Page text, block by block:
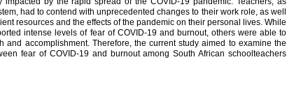
had to contend with unprecedented changes to their work role, as well
resources and the effects of the pandemic on their personal lives. While
intense levels of fear of COVID-19 and burnout, others were able to
and accomplishment. Therefore, the current study aimed to examine the
fear of COVID-19 and burnout among South African schoolteachers